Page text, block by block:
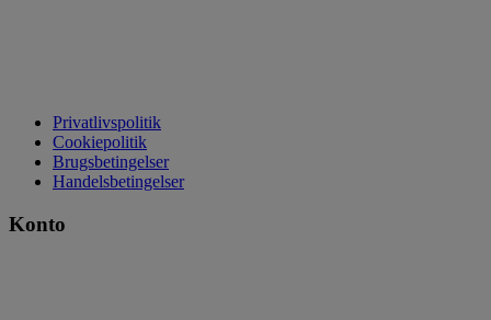
Privatlivspolitik
Cookiepolitik
Brugsbetingelser
Handelsbetingelser
Konto